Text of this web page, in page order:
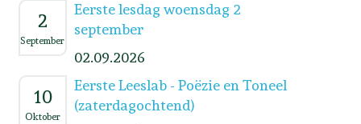
2
September
Eerste lesdag woensdag 2
september
02.09.2026
10
Oktober
Eerste Leeslab - Poëzie en Toneel
(zaterdagochtend)